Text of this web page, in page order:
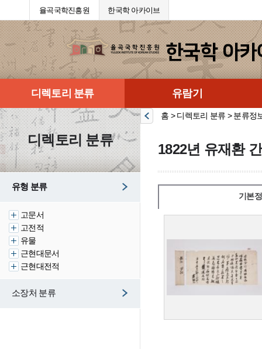
율곡국학진흥원 한국학 아카이브
디렉토리 분류 유람기
디렉토리 분류
유형 분류
고문서
고전적
유물
근현대문서
근현대전적
소장처 분류
홈 > 디렉토리 분류 > 분류정
1822년 유재환
기본